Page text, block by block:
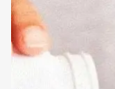
instrukcijas bei
Jeigu prekė
sugrįžti vėliau;
Nedvejokite
kad